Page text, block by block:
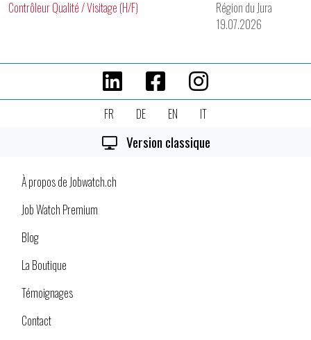
Contrôleur Qualité / Visitage (H/F)
Région du Jura
19.07.2026
FR DE EN IT
Version classique
À propos de Jobwatch.ch
Job Watch Premium
Blog
La Boutique
Témoignages
Contact